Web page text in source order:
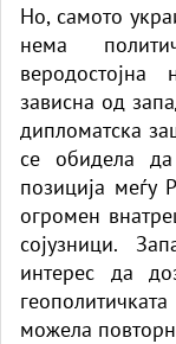
Но, самото
нема
веродостојна
зависна од
дипломатска
се обидела
позиција меѓу
огромен
сојузници.
интерес да
можела